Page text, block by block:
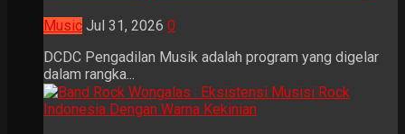
Music Jul 31, 2026 0
DCDC Pengadilan Musik adalah program yang digelar
dalam rangka...